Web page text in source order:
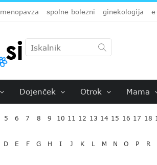
menopavza spolne bolezni ginekologija
Dojenček Otrok Mama
5 6 7 8 9 10 11 12 13 14 15 16 17 18
D E F G H I J K L M N O P R